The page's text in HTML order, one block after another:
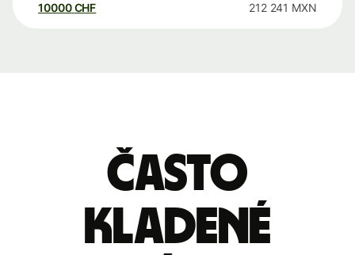
10000 CHF 212 241 MXN
Často
kladené